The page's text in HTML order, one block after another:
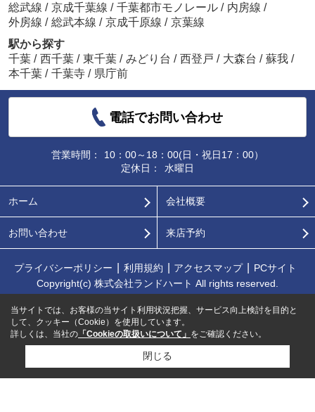
総武線 / 京成千葉線 / 千葉都市モノレール / 内房線 /
外房線 / 総武本線 / 京成千原線 / 京葉線
駅から探す
千葉 / 西千葉 / 東千葉 / みどり台 / 西登戸 / 大森台 / 蘇我 /
本千葉 / 千葉寺 / 県庁前
電話でお問い合わせ
営業時間：
10：00～18：00(日・祝日17：00）
定休日：
水曜日
ホーム 会社概要
お問い合わせ 来店予約
プライバシーポリシー 利用規約 アクセスマップ
PCサイト
Copyright(c) 株式会社ランドハート All rights reserved.
当サイトでは、お客様の当サイト利用状況把握、サービス向上検討を目的と
して、クッキー（Cookie）を使用しています。
詳しくは、当社の 「Cookieの取扱いについて」 をご確認ください。
閉じる